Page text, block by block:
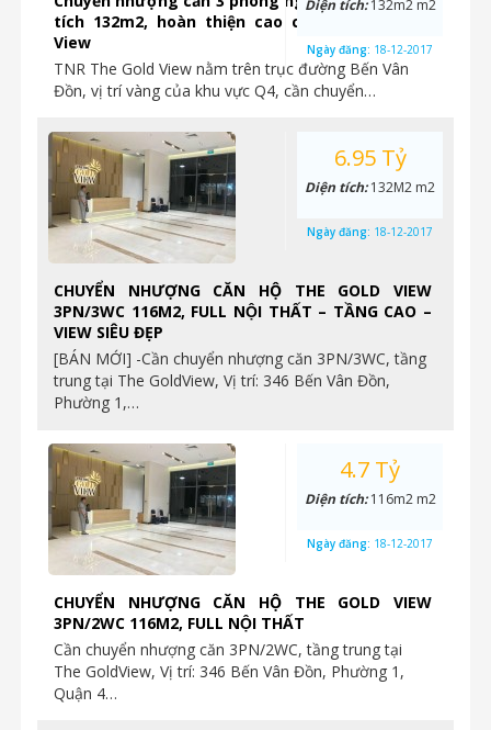
tích 132m2, hoàn thiện cao cấp tại The Gold
View
TNR The Gold View nằm trên trục đường Bến Vân
Đồn, vị trí vàng của khu vực Q4, cần chuyển…
Diện tích:132m2 m2
Ngày đăng: 18-12-2017
CHUYỂN NHƯỢNG CĂN HỘ THE GOLD VIEW
3PN/3WC 116M2, FULL NỘI THẤT – TẦNG CAO –
VIEW SIÊU ĐẸP
[BÁN MỚI] -Cần chuyển nhượng căn 3PN/3WC, tầng
trung tại The GoldView, Vị trí: 346 Bến Vân Đồn,
Phường 1,…
6.95 Tỷ
Diện tích:132M2 m2
Ngày đăng: 18-12-2017
CHUYỂN NHƯỢNG CĂN HỘ THE GOLD VIEW
3PN/2WC 116M2, FULL NỘI THẤT
Cần chuyển nhượng căn 3PN/2WC, tầng trung tại
The GoldView, Vị trí: 346 Bến Vân Đồn, Phường 1,
Quận 4…
4.7 Tỷ
Diện tích:116m2 m2
Ngày đăng: 18-12-2017